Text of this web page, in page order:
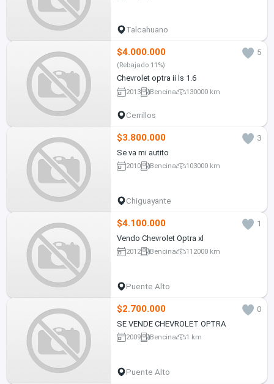
Talcahuano
$4.000.000 5
(Rebajado 11%)
Chevrolet optra ii ls 1.6
2013 Bencina 130000 km
Cerrillos
$3.800.000
3
Se va mi autito
2010 Bencina 103000 km
Chiguayante
$4.100.000
1
Vendo Chevrolet Optra xl
2012 Bencina 112000 km
Puente Alto
$2.700.000
0
SE VENDE CHEVROLET OPTRA
2009 Bencina 1 km
Puente Alto